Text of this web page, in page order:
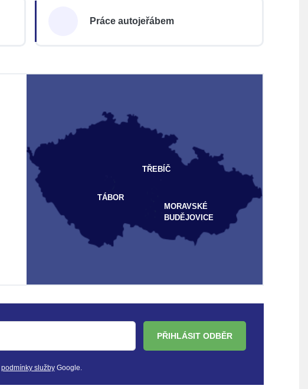
Práce autojeřábem
MORAVSKÉ
BUDĚJOVICE
TÁBOR
TŘEBÍČ
PŘIHLÁSIT ODBĚR
podmínky službyGoogle.